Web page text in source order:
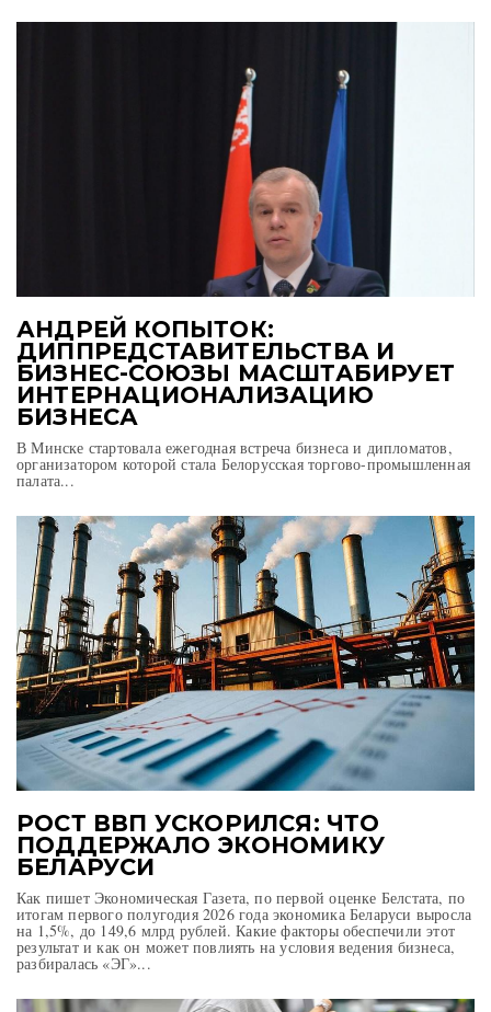
АНДРЕЙ КОПЫТОК:
ДИППРЕДСТАВИТЕЛЬСТВА И
БИЗНЕС-СОЮЗЫ МАСШТАБИРУЕТ
ИНТЕРНАЦИОНАЛИЗАЦИЮ
БИЗНЕСА
В Минске стартовала ежегодная встреча бизнеса и дипломатов,
организатором которой стала Белорусская торгово-промышленная
палата...
РОСТ ВВП УСКОРИЛСЯ: ЧТО
ПОДДЕРЖАЛО ЭКОНОМИКУ
БЕЛАРУСИ
Как пишет Экономическая Газета, по первой оценке Белстата, по
итогам первого полугодия 2026 года экономика Беларуси выросла
на 1,5%, до 149,6 млрд рублей. Какие факторы обеспечили этот
результат и как он может повлиять на условия ведения бизнеса,
разбиралась «ЭГ»...